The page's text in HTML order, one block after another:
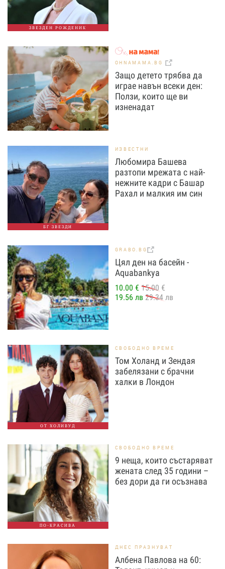
ЗВЕЗДЕН РОЖДЕНИК
OHNAMAMA.BG
Защо детето трябва да
играе навън всеки ден:
Ползи, които ще ви
изненадат
БГ ЗВЕЗДИ
ИЗВЕСТНИ
Любомира Башева
разтопи мрежата с най-
нежните кадри с Башар
Рахал и малкия им син
GRABO.BG
Цял ден на басейн -
Aquabankya
10.00 € 15.00 €
19.56 лв 29.34 лв
ОТ ХОЛИВУД
СВОБОДНО ВРЕМЕ
Том Холанд и Зендая
забелязани с брачни
халки в Лондон
ПО-КРАСИВА
СВОБОДНО ВРЕМЕ
9 неща, които състаряват
жената след 35 години –
без дори да ги осъзнава
ДНЕС ПРАЗНУВАТ
Албена Павлова на 60: